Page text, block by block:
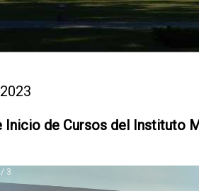
Inicio de Cursos del Instituto
3